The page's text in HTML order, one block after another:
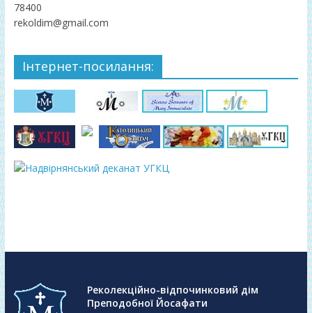
78400
rekoldim@gmail.com
Інтернет-посилання:
Реколекційно-відпочинковий дім
Преподобної Йосафати